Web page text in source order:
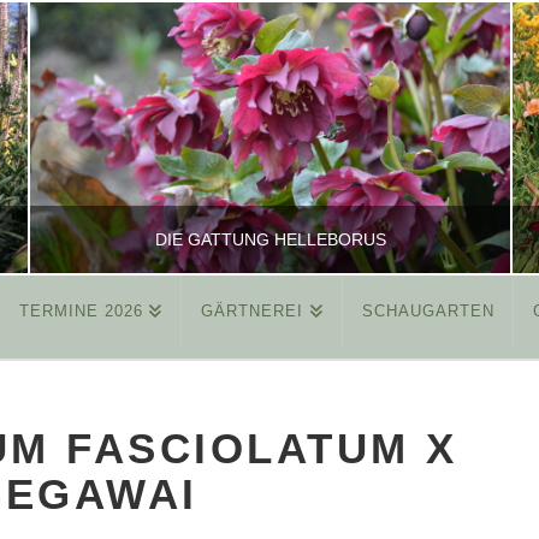
DIE GATTUNG HELLEBORUS
REINHARD
MÄRZ 26, 2015
TERMINE 2026 GÄRTNEREI SCHAUGARTEN
FASCIOLATUM X